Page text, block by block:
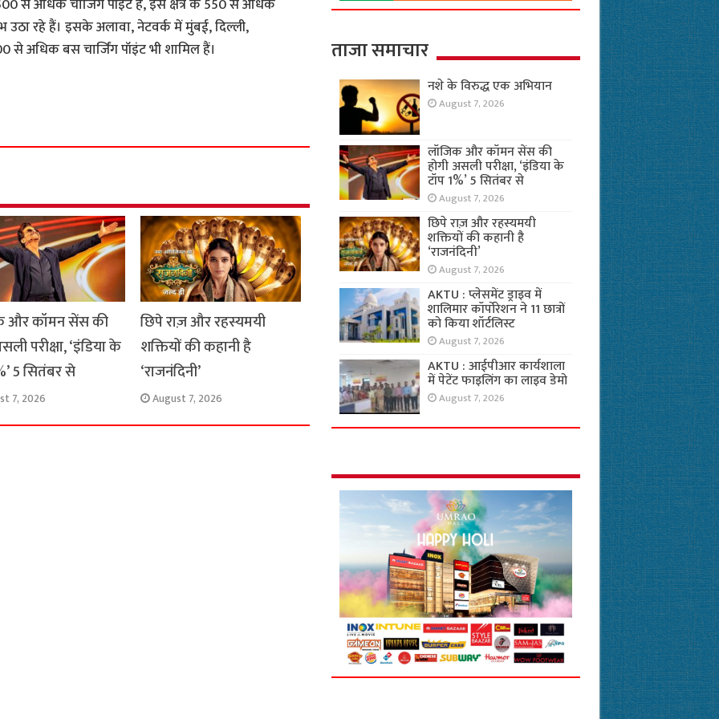
से अधिक चार्जिंग पॉइंट हैं, इस क्षेत्र के 550 से अधिक
रहे हैं। इसके अलावा, नेटवर्क में मुंबई, दिल्ली,
से अधिक बस चार्जिंग पॉइंट भी शामिल हैं।
और कॉमन सेंस की
परीक्षा, ‘इंडिया के
5 सितंबर से
7, 2026
छिपे राज़ और रहस्यमयी
शक्तियों की कहानी है
‘राजनंदिनी’
August 7, 2026
ताजा समाचार
नशे के विरुद्ध एक अभियान
August 7, 2026
लॉजिक और कॉमन सेंस की
होगी असली परीक्षा, ‘इंडिया के
टॉप 1%’ 5 सितंबर से
August 7, 2026
छिपे राज़ और रहस्यमयी
शक्तियों की कहानी है
‘राजनंदिनी’
August 7, 2026
AKTU : प्लेसमेंट ड्राइव में
शालिमार कॉर्पोरेशन ने 11 छात्रों
को किया शॉर्टलिस्ट
August 7, 2026
AKTU : आईपीआर कार्यशाला
में पेटेंट फाइलिंग का लाइव डेमो
August 7, 2026